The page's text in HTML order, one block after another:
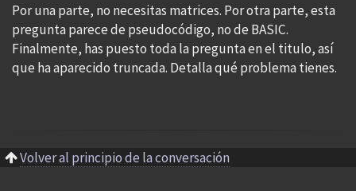
Por una parte, no necesitas matrices. Por otra parte, esta
pregunta parece de pseudocódigo, no de BASIC.
Finalmente, has puesto toda la pregunta en el titulo, así
que ha aparecido truncada. Detalla qué problema tienes.
Volver al principio de la conversación